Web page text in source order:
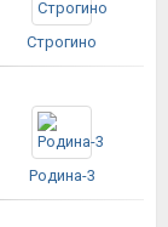
Строгино
Родина-3